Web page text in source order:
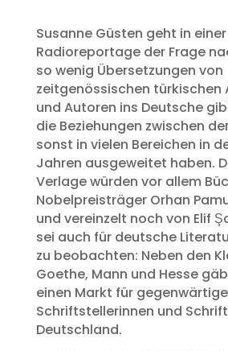
Susanne Güsten geht in einer
Radioreportage der Frage
so wenig Übersetzungen von
zeitgenössischen türkischen
und Autoren ins Deutsche
die Beziehungen zwischen
sonst in vielen Bereichen in
Jahren ausgeweitet haben.
Verlage würden vor allem
Nobelpreisträger Orhan
und vereinzelt noch von Elif
sei auch für deutsche
zu beobachten: Neben den
Goethe, Mann und Hesse
einen Markt für gegenwärtige
Schriftstellerinnen und
Deutschland.